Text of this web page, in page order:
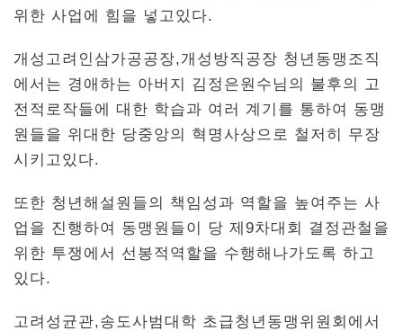
위한 사업에 힘을 넣고있다.
개성고려인삼가공공장,개성방직공장 청년동맹조직
에서는 경애하는 아버지 김정은원수님의 불후의 고
전적로작들에 대한 학습과 여러 계기를 통하여 동맹
원들을 위대한 당중앙의 혁명사상으로 철저히 무장
시키고있다.
또한 청년해설원들의 책임성과 역할을 높여주는 사
업을 진행하여 동맹원들이 당 제9차대회 결정관철을
위한 투쟁에서 선봉적역할을 수행해나가도록 하고
있다.
고려성균관,송도사범대학 초급청년동맹위원회에서